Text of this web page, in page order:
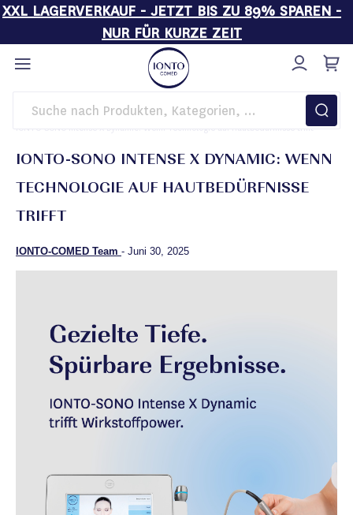
XXL LAGERVERKAUF - JETZT BIS ZU 89% SPAREN -
NUR FÜR KURZE ZEIT
Direkt
zum
Inhalt
Startseite Magazin
Beauty Know-how
IONTO-SONO Intense X Dynamic: Wenn Technologie auf Hautbedürfnisse trifft
IONTO-SONO INTENSE X DYNAMIC: WENN
TECHNOLOGIE AUF HAUTBEDÜRFNISSE
TRIFFT
IONTO-COMED Team - Juni 30, 2025